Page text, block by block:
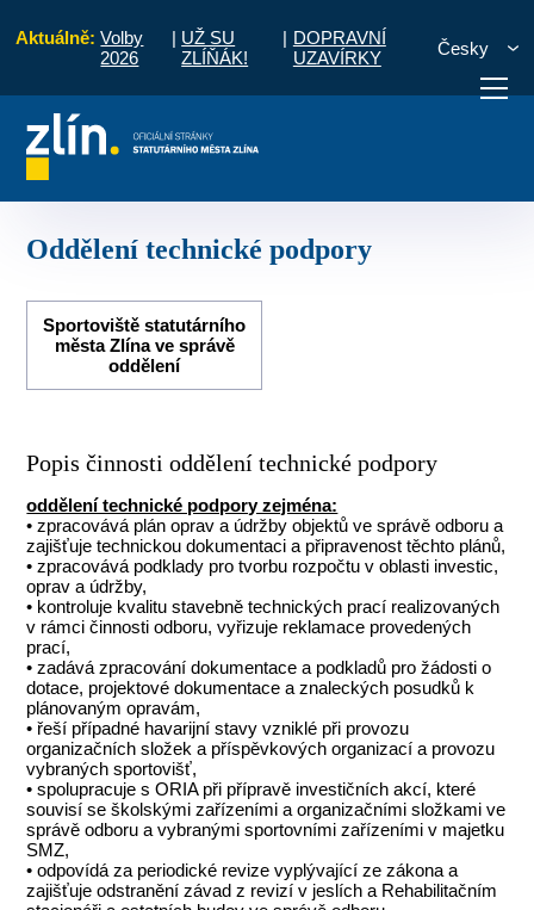
Aktuálně: Volby
2026
| UŽ SU
ZLÍŇÁK!
| DOPRAVNÍ
UZAVÍRKY
Česky
vyřídit Potřebuji zaplatit
Oddělení technické podpory
Sportoviště statutárního
města Zlína ve správě
oddělení
Popis činnosti oddělení technické podpory
oddělení technické podpory zejména:
• zpracovává plán oprav a údržby objektů ve správě odboru a
zajišťuje technickou dokumentaci a připravenost těchto plánů,
• zpracovává podklady pro tvorbu rozpočtu v oblasti investic,
oprav a údržby,
• kontroluje kvalitu stavebně technických prací realizovaných
v rámci činnosti odboru, vyřizuje reklamace provedených
prací,
• zadává zpracování dokumentace a podkladů pro žádosti o
dotace, projektové dokumentace a znaleckých posudků k
plánovaným opravám,
• řeší případné havarijní stavy vzniklé při provozu
organizačních složek a příspěvkových organizací a provozu
vybraných sportovišť,
• spolupracuje s ORIA při přípravě investičních akcí, které
souvisí se školskými zařízeními a organizačními složkami ve
správě odboru a vybranými sportovními zařízeními v majetku
SMZ,
• odpovídá za periodické revize vyplývající ze zákona a
zajišťuje odstranění závad z revizí v jeslích a Rehabilitačním